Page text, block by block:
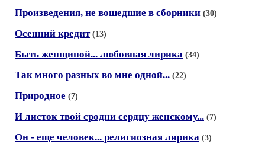
Произведения, не вошедшие в сборники (30)
Осенний кредит (13)
Быть женщиной... любовная лирика (34)
Так много разных во мне одной... (22)
Природное (7)
И листок твой сродни сердцу женскому... (7)
Он - еще человек... религиозная лирика (3)